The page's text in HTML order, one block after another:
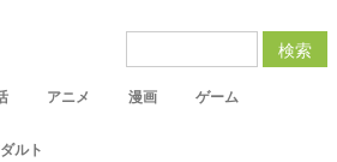
アニメ 漫画 ゲーム
ルト
検索